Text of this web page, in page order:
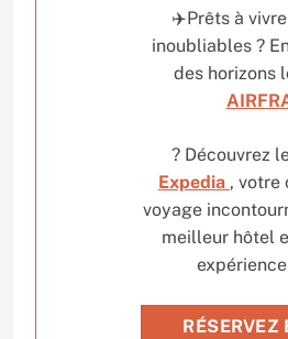
✈️Prêts à
inoubliables ?
des horizons
? Découvrez
Expedia , votre
voyage
meilleur hôtel
RÉSERVEZ